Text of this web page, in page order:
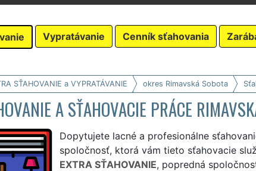
Vypratávanie Cenník sťahovania
SŤAHOVANIE a VYPRATÁVANIE okres Rimavská Sobota
A SŤAHOVACIE PRÁCE
Dopytujete lacné a profesionálne
spoločnosť, ktorá vám tieto sťahovacie
EXTRA SŤAHOVANIE, popredná